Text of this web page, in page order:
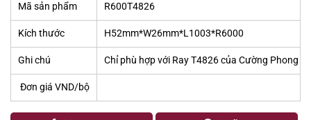
Mã sản phẩm R600T4826
Kích thước H52mm*W26mm*L1003*R6000
Ghi chú Chỉ phù hợp với Ray T4826 của Cường Phong
Đơn giá VND/bộ